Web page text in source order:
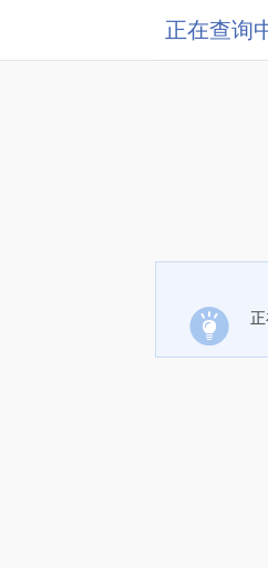
正在查询